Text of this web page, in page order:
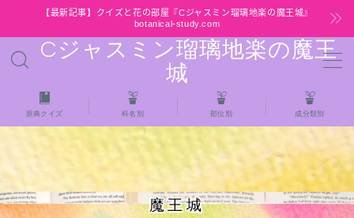
【最新記事】クイズと花の部屋『Cジャスミン瑠璃地楽の魔王城』
botanical-study.com
Cジャスミン瑠璃地楽の魔王
城
MENU
HOME
【最新】クイズと花の部屋
★全種/アロマハーブスパイス基材 プチ辞典ク
イズ＆プチ辞典
辞典クイズ 科名別 部位別 成分類別
魔王城